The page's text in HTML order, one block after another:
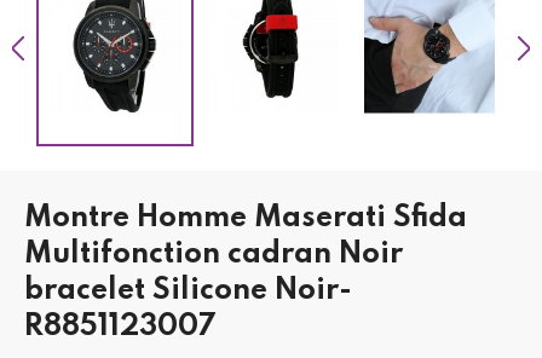
Montre Homme Maserati Sfida
Multifonction cadran Noir
bracelet Silicone Noir-
R8851123007